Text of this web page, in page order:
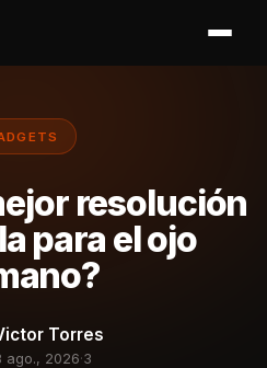
resolución
para el ojo
Torres
ago., 2026·3